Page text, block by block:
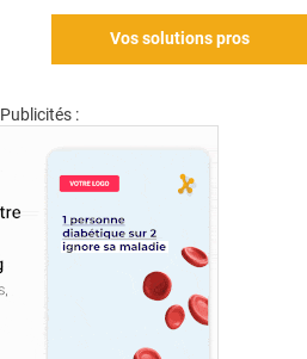
Vos solutions pros
Publicités :